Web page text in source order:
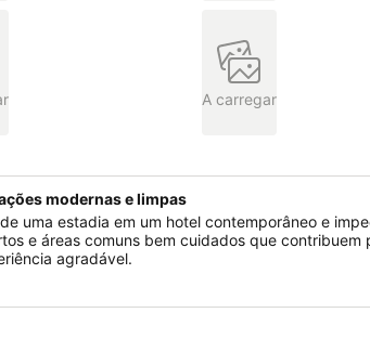
A carregar
modernas e limpas
uma estadia em um hotel contemporâneo e
e áreas comuns bem cuidados que contribuem
agradável.